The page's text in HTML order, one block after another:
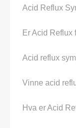
Er Acid Reflux
Acid reflux
Hva er Acid